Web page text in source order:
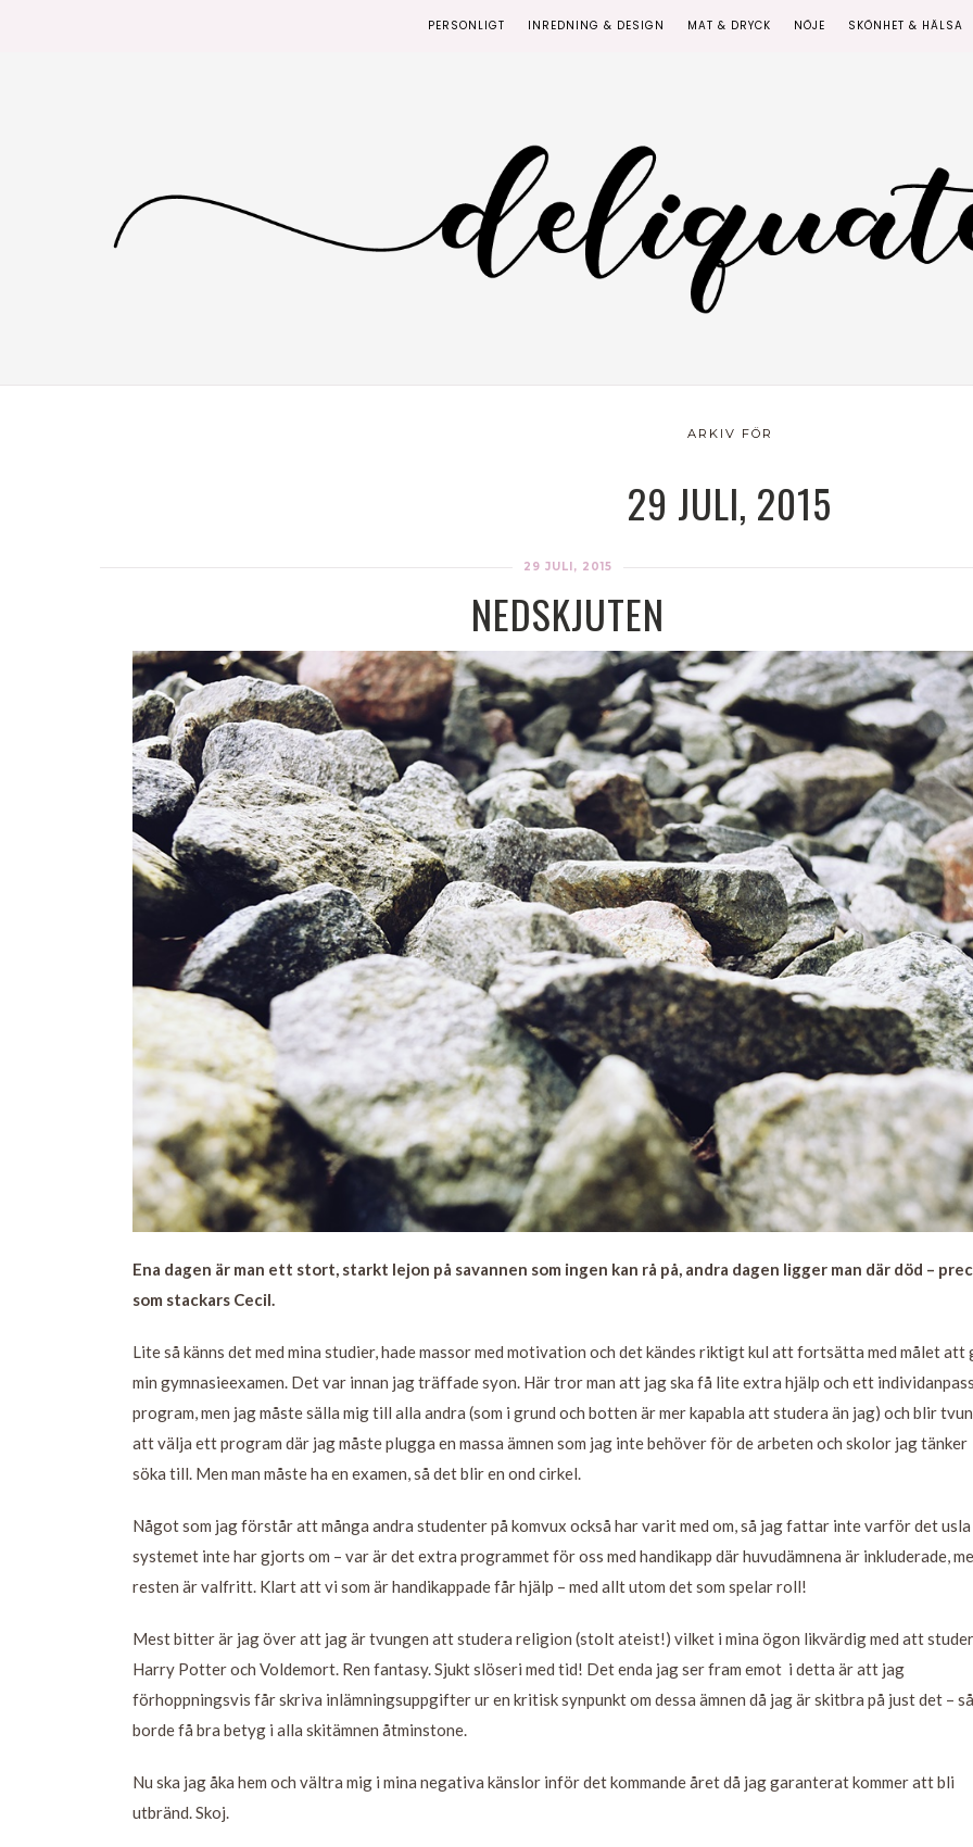
PERSONLIGT INREDNING & DESIGN MAT & DRYCK NÖJE SKÖNHET & HÄLSA
ARKIV FÖR
29 JULI, 2015
29 JULI, 2015
NEDSKJUTEN
Ena dagen är man ett stort, starkt lejon på savannen som ingen kan rå på, andra dagen ligger man där död –
som stackars Cecil.
Lite så känns det med mina studier, hade massor med motivation och det kändes riktigt kul att fortsätta med målet att
min gymnasieexamen. Det var innan jag träffade syon. Här tror man att jag ska få lite extra hjälp och ett
program, men jag måste sälla mig till alla andra (som i grund och botten är mer kapabla att studera än jag) och blir
att välja ett program där jag måste plugga en massa ämnen som jag inte behöver för de arbeten och skolor jag tänker
söka till. Men man måste ha en examen, så det blir en ond cirkel.
Något som jag förstår att många andra studenter på komvux också har varit med om, så jag fattar inte varför det usla
systemet inte har gjorts om – var är det extra programmet för oss med handikapp där huvudämnena är inkluderade,
resten är valfritt. Klart att vi som är handikappade får hjälp – med allt utom det som spelar roll!
Mest bitter är jag över att jag är tvungen att studera religion (stolt ateist!) vilket i mina ögon likvärdig med att
Harry Potter och Voldemort. Ren fantasy. Sjukt slöseri med tid! Det enda jag ser fram emot i detta är att jag
förhoppningsvis får skriva inlämningsuppgifter ur en kritisk synpunkt om dessa ämnen då jag är skitbra på just det –
borde få bra betyg i alla skitämnen åtminstone.
Nu ska jag åka hem och vältra mig i mina negativa känslor inför det kommande året då jag garanterat kommer att bli
utbränd. Skoj.